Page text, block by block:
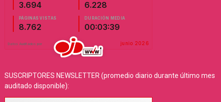
SUSCRIPTORES NEWSLETTER (promedio diario durante último mes
auditado disponible):